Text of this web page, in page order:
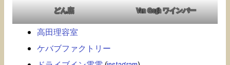
どん底 Van Gogh ワインバー
高田理容室
ケバブファクトリー